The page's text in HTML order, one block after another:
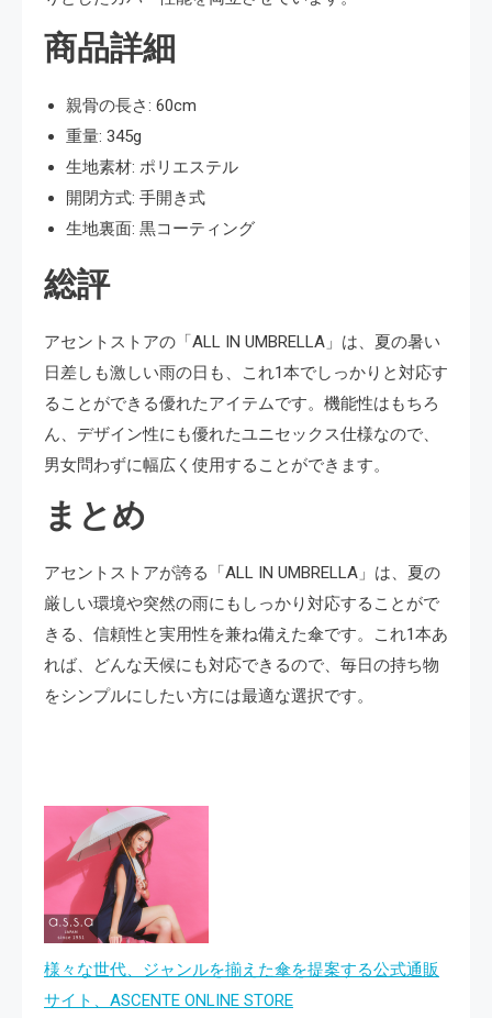
商品詳細
親骨の長さ: 60cm
重量: 345g
生地素材: ポリエステル
開閉方式: 手開き式
生地裏面: 黒コーティング
総評
アセントストアの「ALL IN UMBRELLA」は、夏の暑い
日差しも激しい雨の日も、これ1本でしっかりと対応す
ることができる優れたアイテムです。機能性はもちろ
ん、デザイン性にも優れたユニセックス仕様なので、
男女問わずに幅広く使用することができます。
まとめ
アセントストアが誇る「ALL IN UMBRELLA」は、夏の
厳しい環境や突然の雨にもしっかり対応することがで
きる、信頼性と実用性を兼ね備えた傘です。これ1本あ
れば、どんな天候にも対応できるので、毎日の持ち物
をシンプルにしたい方には最適な選択です。
様々な世代、ジャンルを揃えた傘を提案する公式通販
サイト、ASCENTE ONLINE STORE